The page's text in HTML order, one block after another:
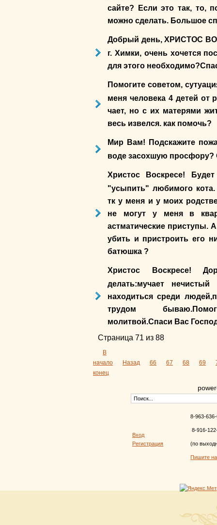
сайте? Если это так, то,
можно сделать. Большое
Добрый день, ХРИСТОС
г. Химки, очень хочется
для этого
Помогите советом,
меня человека 4 детей
чает, но с их матерями
весь извелся. как помочь?
Мир Вам! Подскажите
воде засохшую просфору?
Христос Воскресе!
"усыпить" любимого
тк у меня и у моих
не могут у меня в
астматические приступы.
убить и пристроить его
батюшка ?
Христос Воскресе!
делать:мучает
находиться среди
трудом
молитвой.Спаси Вас
Страница 71 из 88
В
начало
Назад 66 67 68 69
конец
Вход
Регистрация
8-963-
8-916-
(по
Пишите